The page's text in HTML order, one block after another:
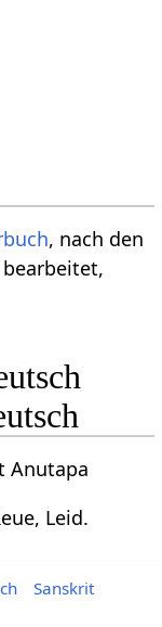
, nach den
Anutapa
Leid.
Sanskrit